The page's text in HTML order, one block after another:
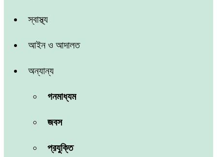
স্বাস্থ্য
আইন ও আদালত
অন্যান্য
গনমাধ্যম
জবস
প্রযুক্তি